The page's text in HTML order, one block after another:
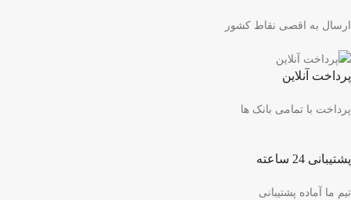
ارسال به اقصی نقاط کشور
پرداخت آنلاین
پرداخت با تمامی بانک ها
پشتیبانی 24 ساعته
تیم ما آماده پشتیبانی